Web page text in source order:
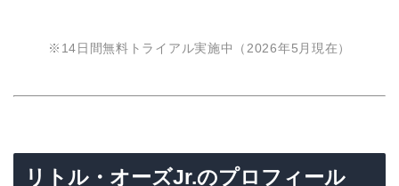
※14日間無料トライアル実施中（2026年5月現在）
リトル・オーズJr.のプロフィール